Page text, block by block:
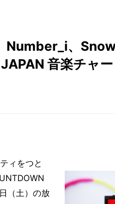
Number_i、Snow
音楽チャー
ィをつと
（土）の放